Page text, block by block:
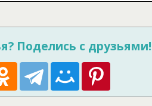
Поделись с друзьями!